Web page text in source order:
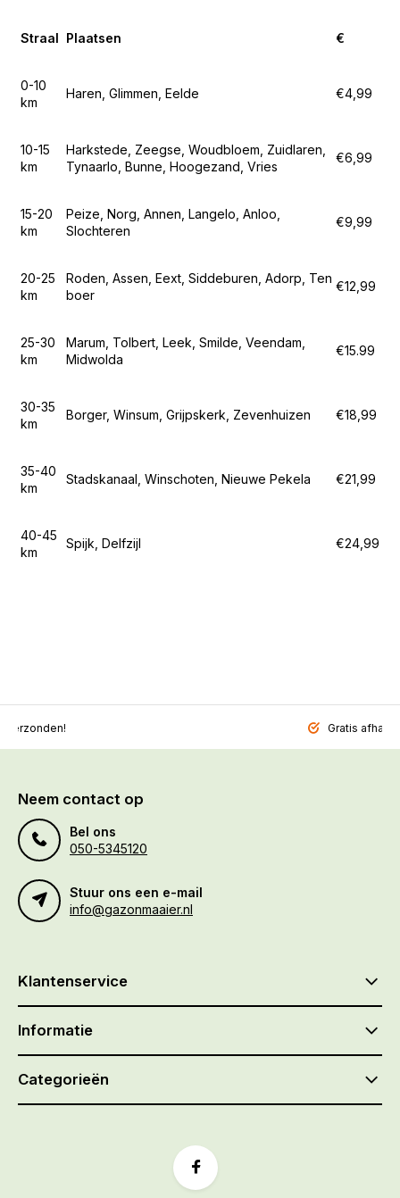
Straal Plaatsen €
0-10
km
Haren, Glimmen, Eelde €4,99
10-15
km
Harkstede, Zeegse, Woudbloem, Zuidlaren,
Tynaarlo, Bunne, Hoogezand, Vries
€6,99
15-20
km
Peize, Norg, Annen, Langelo, Anloo,
Slochteren
€9,99
20-25
km
Roden, Assen, Eext, Siddeburen, Adorp, Ten
boer
€12,99
25-30
km
Marum, Tolbert, Leek, Smilde, Veendam,
Midwolda
€15.99
30-35
km
Borger, Winsum, Grijpskerk, Zevenhuizen €18,99
35-40
km
Stadskanaal, Winschoten, Nieuwe Pekela €21,99
40-45
km
Spijk, Delfzijl €24,99
verzonden! Gratis
Neem contact op
Bel ons
050-5345120
Stuur ons een e-mail
info@gazonmaaier.nl
Klantenservice
Informatie
Categorieën